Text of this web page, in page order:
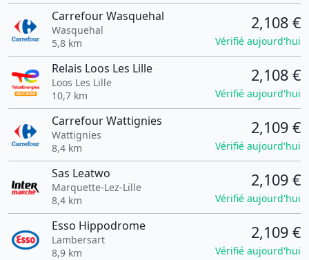
Carrefour Wasquehal
Wasquehal
5,8 km
2,108 €
Vérifié aujourd'hui
Relais Loos Les Lille
Loos Les Lille
10,7 km
2,108 €
Vérifié aujourd'hui
Carrefour Wattignies
Wattignies
8,4 km
2,109 €
Vérifié aujourd'hui
Sas Leatwo
Marquette-Lez-Lille
8,4 km
2,109 €
Vérifié aujourd'hui
Esso Hippodrome
Lambersart
8,9 km
2,109 €
Vérifié aujourd'hui